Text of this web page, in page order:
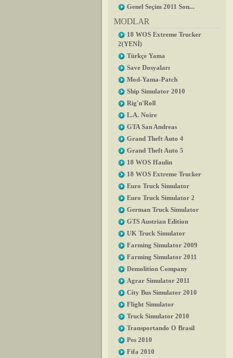
Genel Seçim 2011 Son...
MODLAR
18 WOS Extreme Trucker
2(YENİ)
Türkçe Yama
Save Dosyaları
Mod-Yama-Patch
Ship Simulator 2010
Rig'n'Roll
L.A. Noire
GTA San Andreas
Grand Theft Auto 4
Grand Theft Auto 5
18 WOS Haulin
18 WOS Extreme Trucker
Euro Truck Simulator
Euro Truck Simulator 2
German Truck Simulator
GTS Austrian Edition
UK Truck Simulator
Farming Simulator 2009
Farming Simulator 2011
Demolition Company
Agrar Simulator 2011
City Bus Simulator 2010
Flight Simulator
Truck Simulator 2010
Transportando O Brasil
Pes 2010
Fifa 2010